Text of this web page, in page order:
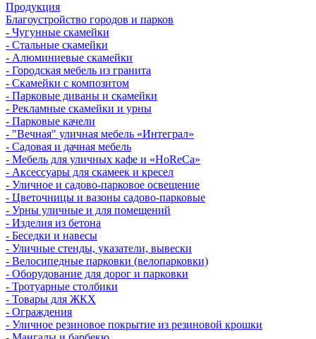
Продукция
Благоустройство городов и парков
- Чугунные скамейки
- Стальные скамейки
- Алюминиевые скамейки
- Городская мебель из гранита
- Скамейки с композитом
- Парковые диваны и скамейки
- Рекламные скамейки и урны
- Парковые качели
- "Вечная" уличная мебель «Интеграл»
- Садовая и дачная мебель
- Мебель для уличных кафе и «HoReCa»
- Аксессуары для скамеек и кресел
- Уличное и садово-парковое освещение
- Цветочницы и вазоны садово-парковые
- Урны уличные и для помещений
- Изделия из бетона
- Беседки и навесы
- Уличные стенды, указатели, вывески
- Велосипедные парковки (велопарковки)
- Оборудование для дорог и парковки
- Тротуарные столбики
- Товары для ЖКХ
- Ограждения
- Уличное резиновое покрытие из резиновой крошки